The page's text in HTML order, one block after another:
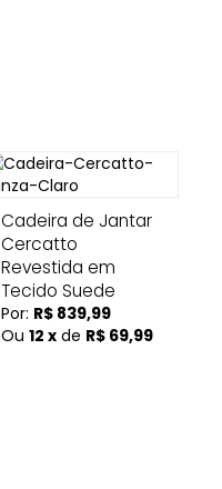
Cadeira de Jantar
Cercatto
Revestida em
Tecido Suede
Por: R$ 839,99
Ou 12 x de R$ 69,99